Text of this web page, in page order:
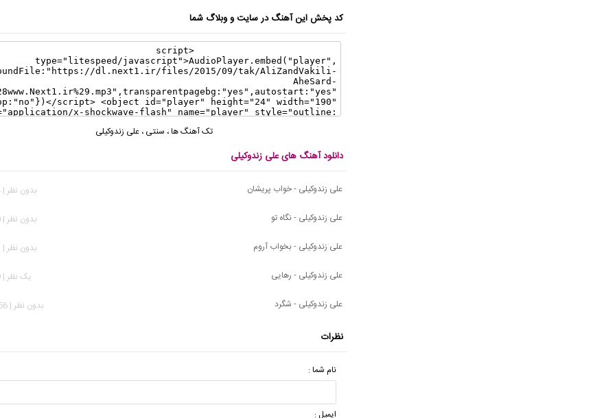
کد پخش این آهنگ در سایت و وبلاگ شما
تک آهنگ ها، سنتی ،علی زندوکیلی
دانلود آهنگ های علی زندوکیلی
علی زندوکیلی - خواب پریشان
بدون نظر | 224 بازدید
علی زندوکیلی - نگاه تو
بدون نظر | 700 بازدید
علی زندوکیلی - بخواب آروم
بدون نظر | 463 بازدید
علی زندوکیلی - رهایی
يک نظر | 999 بازدید
علی زندوکیلی - شگرد
بدون نظر | 1,256 بازدید
نظرات
نام شما :
ایمیل :